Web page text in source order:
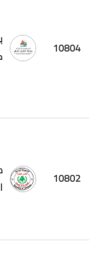
10804
10802